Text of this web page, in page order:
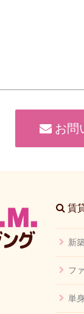
お問
賃
新
フ
単